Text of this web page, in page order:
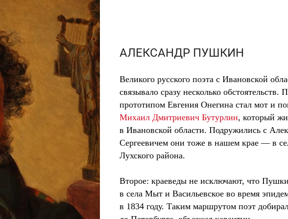
АЛЕКСАНДР ПУШКИН
Великого русского поэта с Ивановской
связывало сразу несколько обстоятельств.
прототипом Евгения Онегина стал мот и
Михаил Дмитриевич Бутурлин, который
в Ивановской области. Подружились с
Сергеевичем они тоже в нашем крае — в
Лухского района.
Второе: краеведы не исключают, что
в села Мыт и Васильевское во время
в 1834 году. Таким маршрутом поэт